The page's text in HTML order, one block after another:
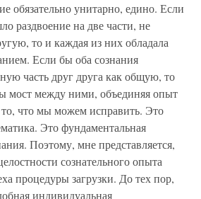
обязательно унитарно, едино. Если
раздвоение на две части, не
то и каждая из них обладала
Если бы оба сознания
часть друг друга как общую, то
мост между ними, объединяя опыт
что мы можем исправить. Это
Это фундаментальная
Поэтому, мне представляется,
сознательного опыта
процедуры загрузки. До тех пор,
индивидуальная